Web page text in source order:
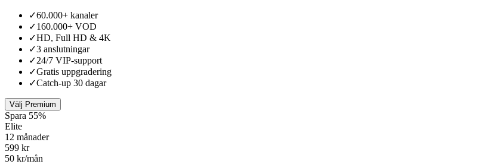
✓60.000+ kanaler
✓160.000+ VOD
✓HD, Full HD & 4K
✓3 anslutningar
✓24/7 VIP-support
✓Gratis uppgradering
✓Catch-up 30 dagar
Välj Premium
Spara 55%
Elite
12 månader
599 kr
50 kr/mån